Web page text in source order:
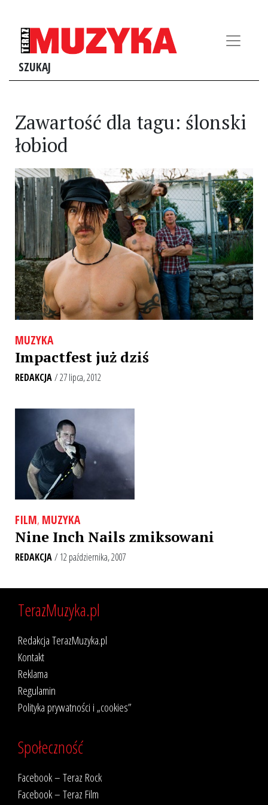
SZUKAJ
Zawartość dla tagu: ślonski
łobiod
MUZYKA
Impactfest już dziś
REDAKCJA/ 27 lipca, 2012
FILM, MUZYKA
Nine Inch Nails zmiksowani
REDAKCJA/ 12 października, 2007
TerazMuzyka.pl
Redakcja TerazMuzyka.pl
Kontakt
Reklama
Regulamin
Polityka prywatności i „cookies”
Społeczność
Facebook – Teraz Rock
Facebook – Teraz Film